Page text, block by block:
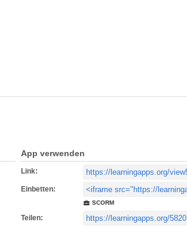
App verwenden
Link:
Einbetten:
SCORM
Teilen: